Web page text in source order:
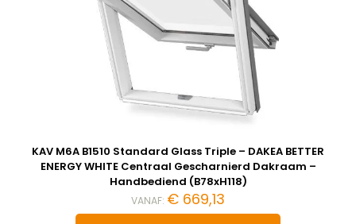
KAV M6A B1510 Standard Glass Triple – DAKEA BETTER
ENERGY WHITE Centraal Gescharnierd Dakraam –
Handbediend (B78xH118)
VANAF: € 669,13